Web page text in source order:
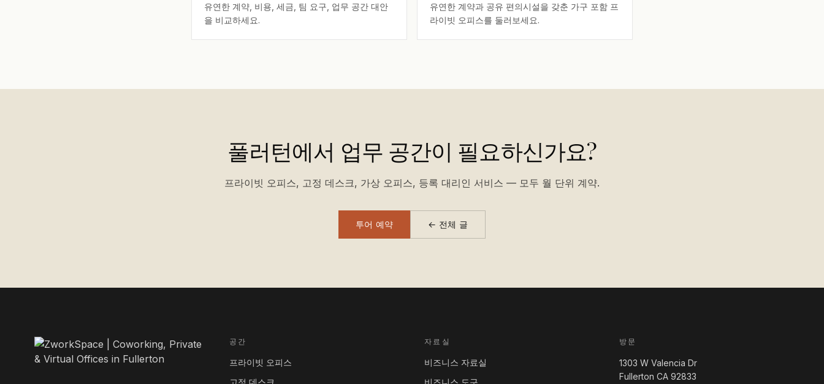
유연한 계약, 비용, 세금, 팀 요구, 업무 공간 대안
을 비교하세요.
유연한 계약과 공유 편의시설을 갖춘 가구 포함 프
라이빗 오피스를 둘러보세요.
풀러턴에서 업무 공간이 필요하신가요?
프라이빗 오피스, 고정 데스크, 가상 오피스, 등록 대리인 서비스 — 모두 월 단위 계약.
투어 예약 ← 전체 글
공간
프라이빗 오피스
고정 데스크
자료실
비즈니스 자료실
비즈니스 도구
방문
1303 W Valencia Dr
Fullerton CA 92833